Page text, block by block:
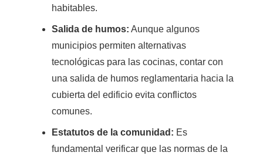
habitables.
Salida de humos: Aunque algunos
municipios permiten alternativas
tecnológicas para las cocinas, contar con
una salida de humos reglamentaria hacia la
cubierta del edificio evita conflictos
comunes.
Estatutos de la comunidad: Es
fundamental verificar que las normas de la